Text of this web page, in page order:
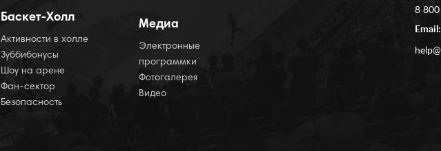
Баскет-Холл
Активности в холле
Зуббибонусы
Шоу на арене
Фан-сектор
Безопасность
Медиа
Электронные
программки
Фотогалерея
Видео
8
Email: